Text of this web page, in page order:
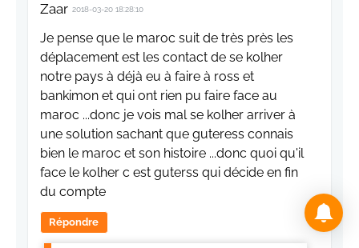
Zaar 2018-03-20 18:28:10
Je pense que le maroc suit de très près les
déplacement est les contact de se kolher
notre pays à déjà eu à faire à ross et
bankimon et qui ont rien pu faire face au
maroc ...donc je vois mal se kolher arriver à
une solution sachant que guteress connais
bien le maroc et son histoire ...donc quoi qu'il
face le kolher c est guterss qui décide en fin
du compte
Répondre